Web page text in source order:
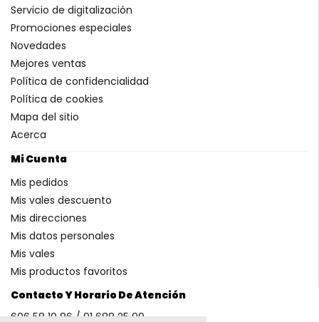
Contacto Y Horario De Atención
606 58 10 86 / 91 688 25 99
Servicio de digitalización
Promociones especiales
Novedades
Mejores ventas
Política de confidencialidad
Política de cookies
Mapa del sitio
Acerca
Mi Cuenta
Mis pedidos
Mis vales descuento
Mis direcciones
Mis datos personales
Mis vales
Mis productos favoritos